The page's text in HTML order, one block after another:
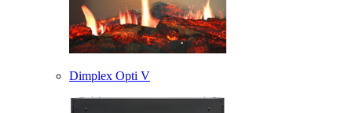
Dimplex Opti V